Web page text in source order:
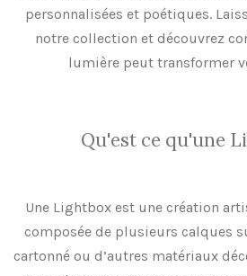
personnalisées et poétiques.
notre collection et découvrez
lumière peut transformer
Qu'est ce qu'une
Une Lightbox est une création
composée de plusieurs calques
cartonné ou d’autres matériaux